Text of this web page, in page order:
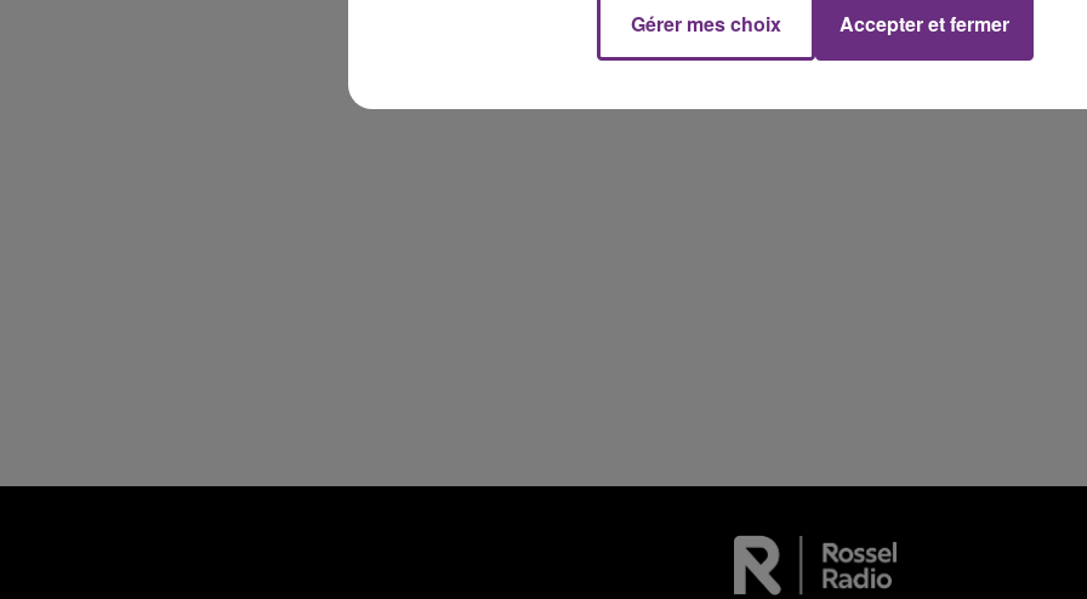
10h00 - 14h00
LE TICKET DE CAISSE
Gérer mes choix Accepter et fermer